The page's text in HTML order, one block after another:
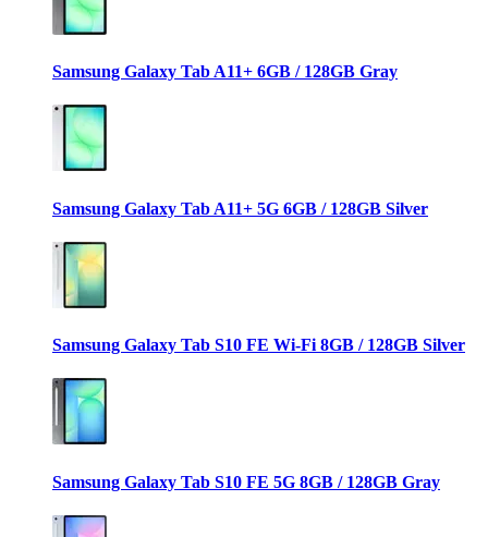
Samsung Galaxy Tab A11+ 6GB / 128GB Gray
Samsung Galaxy Tab A11+ 5G 6GB / 128GB Silver
Samsung Galaxy Tab S10 FE Wi-Fi 8GB / 128GB Silver
Samsung Galaxy Tab S10 FE 5G 8GB / 128GB Gray